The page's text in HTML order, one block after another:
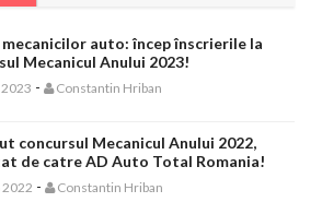
auto: încep înscrierile la
Mecanicul Anului 2023!
2023 - Constantin Hriban
concursul Mecanicul Anului 2022,
de catre AD Auto Total Romania!
2022 - Constantin Hriban